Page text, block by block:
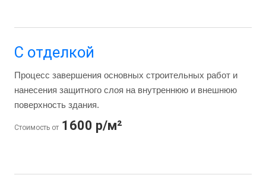
С отделкой
Процесс завершения основных строительных работ и
нанесения защитного слоя на внутреннюю и внешнюю
поверхность здания.
Стоимость от 1600 р/м²